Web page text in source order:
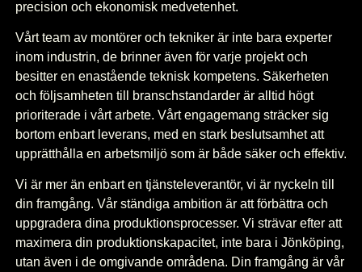
precision och ekonomisk medvetenhet.
Vårt team av montörer och tekniker är inte bara experter
inom industrin, de brinner även för varje projekt och
besitter en enastående teknisk kompetens. Säkerheten
och följsamheten till branschstandarder är alltid högt
prioriterade i vårt arbete. Vårt engagemang sträcker sig
bortom enbart leverans, med en stark beslutsamhet att
upprätthålla en arbetsmiljö som är både säker och effektiv.
Vi är mer än enbart en tjänsteleverantör, vi är nyckeln till
din framgång. Vår ständiga ambition är att förbättra och
uppgradera dina produktionsprocesser. Vi strävar efter att
maximera din produktionskapacitet, inte bara i Jönköping,
utan även i de omgivande områdena. Din framgång är vår